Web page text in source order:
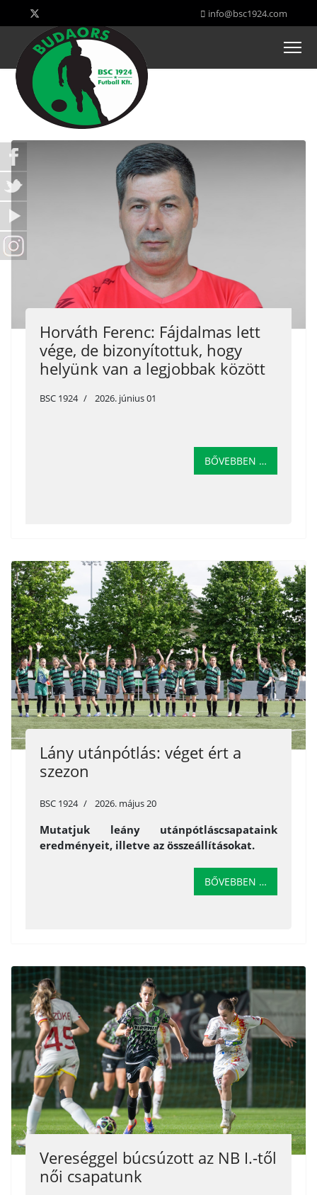
info@bsc1924.com
Horváth Ferenc: Fájdalmas lett
vége, de bizonyítottuk, hogy
helyünk van a legjobbak között
BSC 1924 2026. június 01
BŐVEBBEN …
Lány utánpótlás: véget ért a
szezon
BSC 1924 2026. május 20
Mutatjuk leány utánpótláscsapataink
eredményeit, illetve az összeállításokat.
BŐVEBBEN …
Vereséggel búcsúzott az NB I.-től
női csapatunk